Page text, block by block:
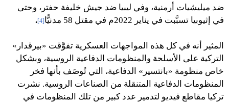
ضد ميليشيات أرمنية، وفي ليبيا ضد جيش خليفة حفتر، وحتى
في إثيوبيا تسبَّبت في يناير 2022م في مقتل 58 مدنيًّا
[4]
.
المثير أنه في كل هذه المواجهات العسكرية تفوَّقت «بيرقدار»
التركية على الأسلحة والمنظومات الدفاعية الروسية، وبشكل
خاص منظومة «بانتسير» الدفاعية، التي تُوصَف بأنها فخر
المنظومات الدفاعية المتنقلة من الصناعات الروسية. نشرت
تركيا مقاطع فيديو لتدمير عدد كبير من تلك المنظومات في